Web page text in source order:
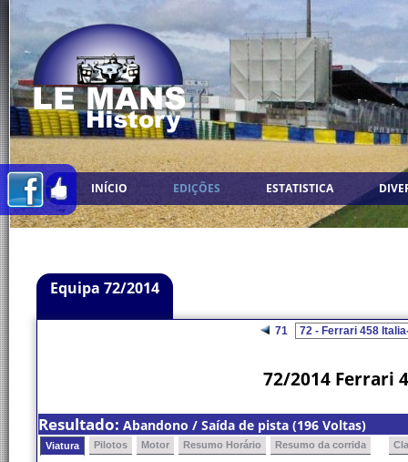
INÍCIO EDIÇÕES ESTATISTICA
Equipa 72/2014
71
72/2014 Ferrari
Resultado: Abandono / Saída de pista (196 Voltas)
Viatura Pilotos Motor Resumo Horário Resumo da corrida